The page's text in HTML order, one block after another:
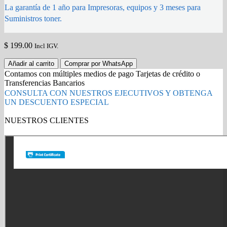
La garantía de 1 año para Impresoras, equipos y 3 meses para
Suministros toner.
$ 199.00 Incl IGV.
TINTA
HP
727A
C1Q12A
300ML
MATTE
BLACK
ORIGINAL
quantity
Añadir al carrito Comprar por WhatsApp
Contamos con múltiples medios de pago Tarjetas de crédito o
Transferencias Bancarios
CONSULTA CON NUESTROS EJECUTIVOS Y OBTENGA
UN DESCUENTO ESPECIAL
NUESTROS CLIENTES